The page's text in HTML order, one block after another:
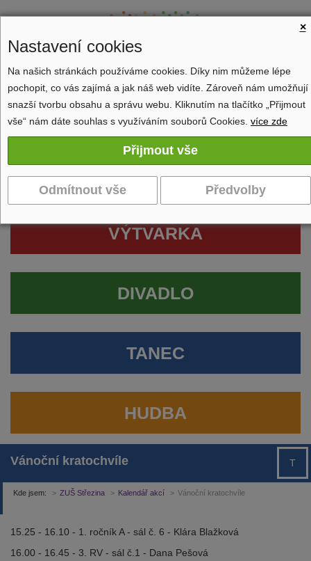
Zobrazit navigaci
VÝTVARKA
DIVADLO
TANEC
HUDBA
Vánoční kratochvíle T
Kde jsem: ZUŠ Střezina Kalendář akcí Vánoční kratochvíle
15.25 - 16.10 - 1. ročník A - sál č. 6 - Klára Blažková
16.00 - 16.45 - 3. RV - sál č.1 - Dana Pešová
×
Nastavení cookies
Na našich stránkách používáme cookies. Díky nim můžeme lépe
pochopit, co vás zajímá a jak náš web vidíte. Zároveň nám umožňují
snazší tvorbu obsahu a správu webu. Kliknutím na tlačítko „Přijmout
vše“ nám dáte souhlas s využíváním souborů Cookies. více zde